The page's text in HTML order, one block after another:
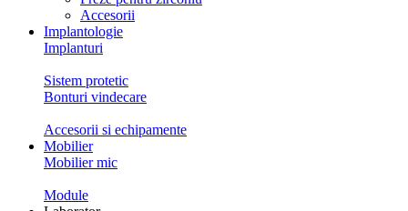
Accesorii
Implantologie
Implanturi
Sistem protetic
Bonturi vindecare
Accesorii si echipamente
Mobilier
Mobilier mic
Module